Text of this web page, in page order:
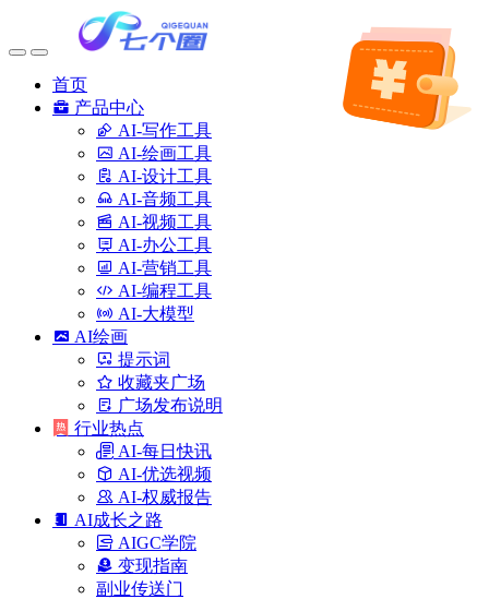
首页
产品中心
AI-写作工具
AI-绘画工具
AI-设计工具
AI-音频工具
AI-视频工具
AI-办公工具
AI-营销工具
AI-编程工具
AI-大模型
AI绘画
提示词
收藏夹广场
广场发布说明
行业热点
AI-每日快讯
AI-优选视频
AI-权威报告
AI成长之路
AIGC学院
变现指南
副业传送门